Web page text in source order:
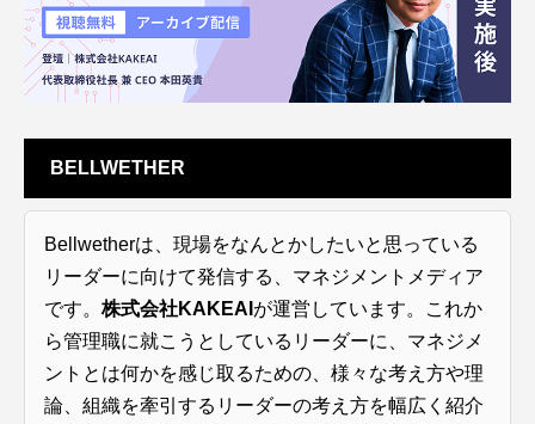
BELLWETHER
Bellwetherは、現場をなんとかしたいと思っている
リーダーに向けて発信する、マネジメントメディア
です。 株式会社KAKEAI が運営しています。これか
ら管理職に就こうとしているリーダーに、マネジメ
ントとは何かを感じ取るための、様々な考え方や理
論、組織を牽引するリーダーの考え方を幅広く紹介